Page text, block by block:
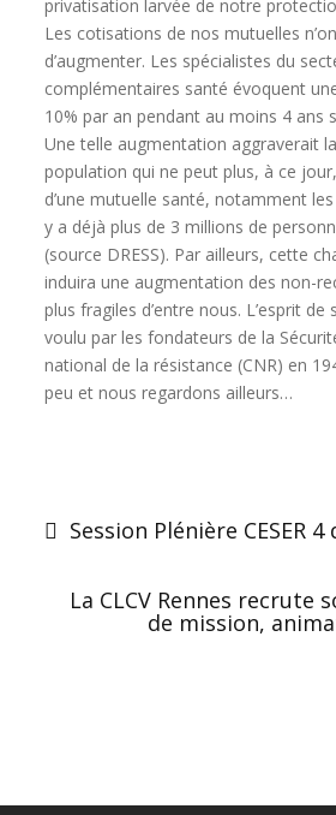
privatisation larvée de notre
Les cotisations de nos mutuelles
d’augmenter. Les spécialistes du
complémentaires santé évoquent
10% par an pendant au moins 4 ans
Une telle augmentation aggraverait
population qui ne peut plus, à ce
d’une mutuelle santé, notamment
y a déjà plus de 3 millions de
(source DRESS). Par ailleurs, cette
induira une augmentation des non-
plus fragiles d’entre nous. L’esprit de
voulu par les fondateurs de la
national de la résistance (CNR) en
peu et nous regardons ailleurs…
l’article
Session Plénière CESER
La CLCV Rennes recrute
de mission,